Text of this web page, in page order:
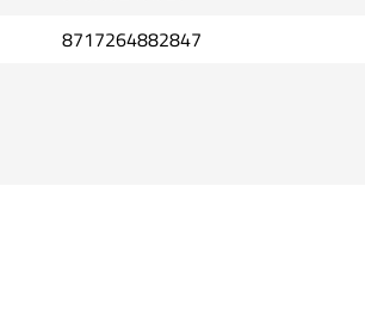
8717264882847